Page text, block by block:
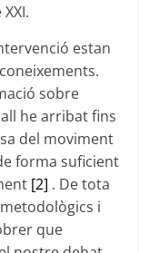
estan
sobre
he arribat fins
del moviment
forma suficient
[2] . De tota
i
que